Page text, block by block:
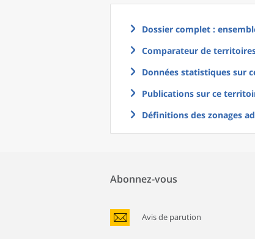
Dossier complet :
Comparateur de
Données statistiques sur
Publications sur ce
Définitions des zonages
Abonnez-vous
Avis de parution